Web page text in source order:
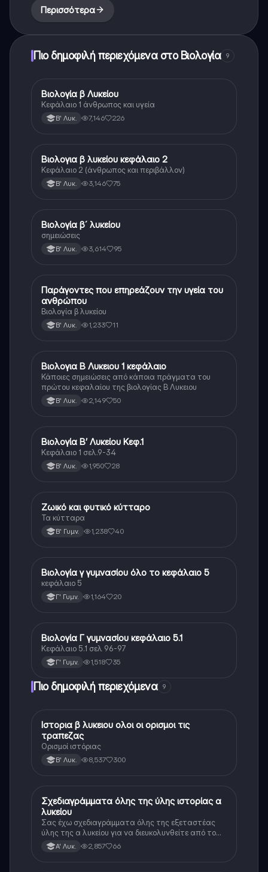
Περισσότερα
Πιο δημοφιλή περιεχόμενα στο Βιολογία 9
Βιολογία
Βιολογία β Λυκείου
Κεφάλαιο 1 άνθρωπος και υγεία
Β' Λυκ. 7,146 226
Βιολογία
Βιολογια β λυκείου κεφάλαιο 2
Κεφάλαιο 2 (άνθρωπος και περιβάλλον)
Β' Λυκ. 3,146 75
Βιολογία
Βιολογία β´ λυκείου
σημειώσεις
Β' Λυκ. 3,614 95
Βιολογία
Παράγοντες που επηρεάζουν την υγεία του
ανθρώπου
Βιολογία β λυκείου
Β' Λυκ. 1,233 11
Βιολογία
Βιολογια Β Λυκειου 1 κεφάλαιο
Κάποιες σημειώσεις από κάποια πράγματα του
πρώτου κεφαλαίου της βιολογίας Β Λυκειου
Β' Λυκ. 2,149 50
Βιολογία
Βιολογία Β’ Λυκείου Κεφ.1
Κεφάλαιο 1 σελ.9-34
Β' Λυκ. 1,950 28
Βιολογία
Ζωικό και φυτικό κύτταρο
Τα κύτταρα
Β' Γυμν. 1,238 40
Βιολογία
Βιολογία γ γυμνασίου όλο το κεφάλαιο 5
κεφάλαιο 5
Γ' Γυμν. 1,164 20
Βιολογία
Βιολογία Γ γυμνασίου κεφάλαιο 5.1
Κεφάλαιο 5.1 σελ 96-97
Γ' Γυμν. 1,518 35
Πιο δημοφιλή περιεχόμενα 9
Ιστορία
Ιστορια β λυκειου ολοι οι ορισμοι τις
τραπεζας
Ορισμοί ιστόριας
Β' Λυκ. 8,537 300
Ιστορία
Σχεδιαγράμματα όλης της ύλης ιστορίας α
λυκείου
Σας έχω σχεδιαγράμματα όλης της εξεταστέας
ύλης της α λυκείου για να διευκολυνθείτε από το
τεράστιο βάρος του βιβλίου
Α' Λυκ. 2,857 66